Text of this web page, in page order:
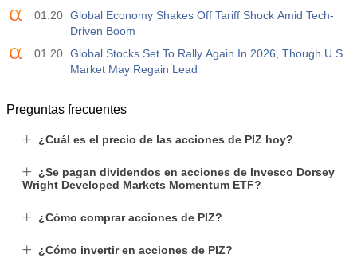
01.20 Global Economy Shakes Off Tariff Shock Amid Tech-
Driven Boom
01.20 Global Stocks Set To Rally Again In 2026, Though U.S.
Market May Regain Lead
Preguntas frecuentes
¿Cuál es el precio de las acciones de PIZ hoy?
¿Se pagan dividendos en acciones de Invesco Dorsey
Wright Developed Markets Momentum ETF?
¿Cómo comprar acciones de PIZ?
¿Cómo invertir en acciones de PIZ?